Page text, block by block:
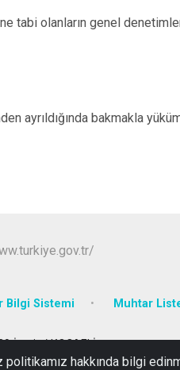
tabi olanların genel
ayrıldığında bakmakla
Bilgi Sistemi Muhtar
İzmit / KOCAELİ
politikamız hakkında bilgi